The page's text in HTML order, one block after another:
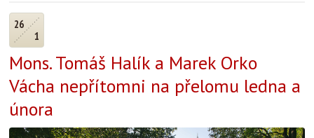
26
1
Mons. Tomáš Halík a Marek Orko
Vácha nepřítomni na přelomu ledna a
února